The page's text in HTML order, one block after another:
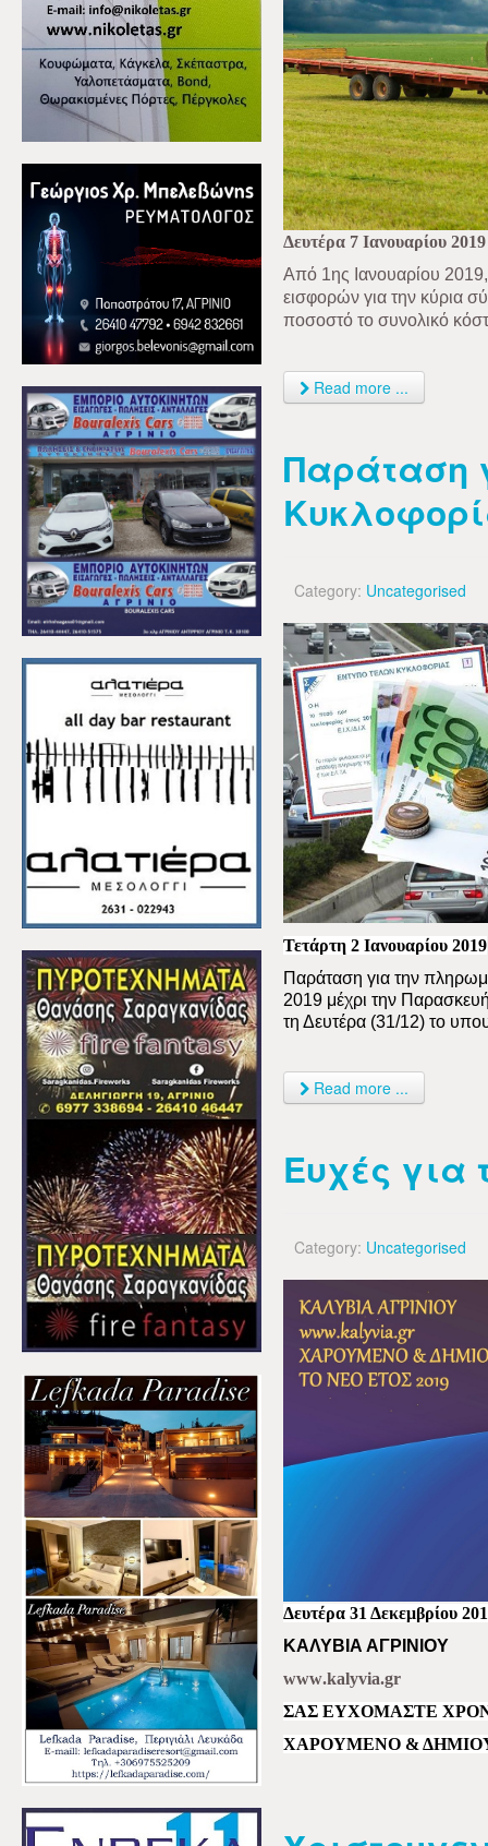
Δευτέρα 7 Ιανουαρίου 2019
Από 1ης Ιανουαρίου
εισφορών για την κύρια
ποσοστό το συνολικό
Read more ...
Παράταση
Category: Uncategorised
Τετάρτη 2 Ιανουαρίου 2019
Παράταση για την
2019 μέχρι την
τη Δευτέρα (31/12) το
Read more ...
Ευχές για
Category: Uncategorised
Δευτέρα 31 Δεκεμβρίου
ΚΑΛΥΒΙΑ ΑΓΡΙΝΙΟΥ
www.kalyvia.gr
ΣΑΣ ΕΥΧΟΜΑΣΤΕ
ΧΑΡΟΥΜΕΝΟ &